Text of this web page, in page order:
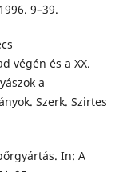
9–39.
végén és a XX.
a
Szerk. Szirtes
In: A